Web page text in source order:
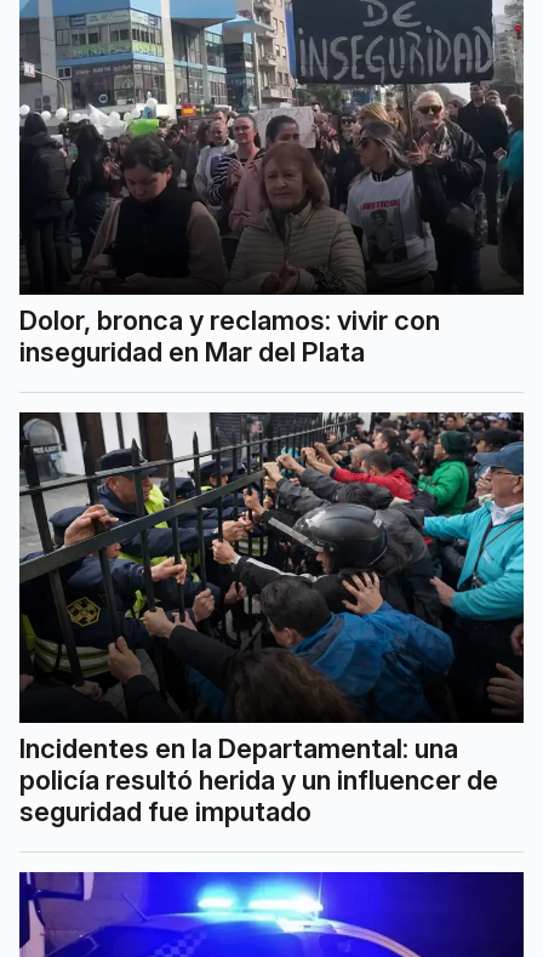
Dolor, bronca y reclamos: vivir con
inseguridad en Mar del Plata
Incidentes en la Departamental: una
policía resultó herida y un influencer de
seguridad fue imputado